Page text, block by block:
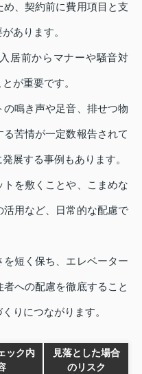
、契約前に費用項目と支
あります。
居前からマナーや騒音対
が重要です。
鳴き声や足音、排せつ物
苦情が一定数報告されて
展する事例もあります。
を敷くことや、こまめな
用など、日常的な配慮で
短く保ち、エレベーター
への配慮を徹底すること
りにつながります。
ック内
見落とした場合
のリスク